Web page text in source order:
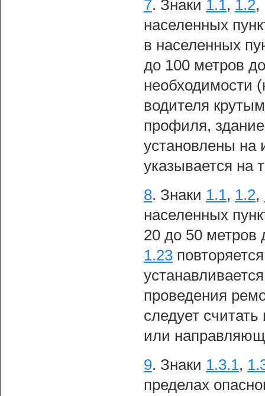
7. Знаки 1.1, 1.2,
населенных
в населенных
до 100 метров
необходимости
водителя
профиля,
установлены на
указывается на
8. Знаки 1.1, 1.2,
населенных
20 до 50 метров
1.23
проведения
следует
или
9. Знаки 1.3.1,
пределах